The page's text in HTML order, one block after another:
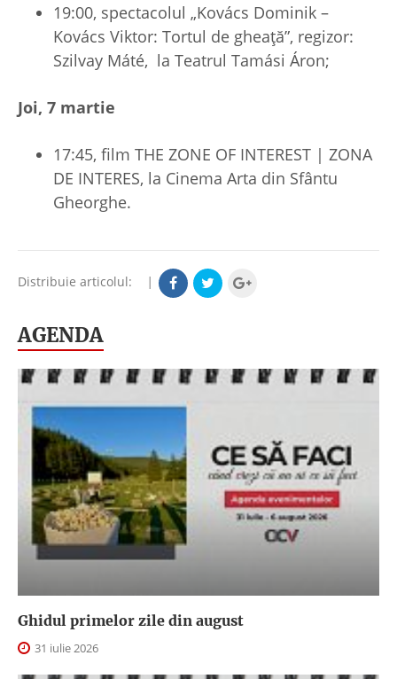
19:00, spectacolul „Kovács Dominik –
Kovács Viktor: Tortul de gheață”, regizor:
Szilvay Máté, la Teatrul Tamási Áron;
Joi, 7 martie
17:45, film THE ZONE OF INTEREST | ZONA
DE INTERES, la Cinema Arta din Sfântu
Gheorghe.
Distribuie articolul: |
AGENDA
Ghidul primelor zile din august
31 iulie 2026